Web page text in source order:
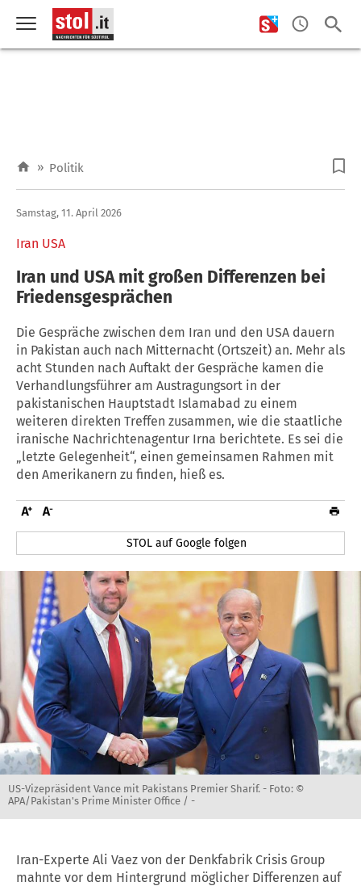
» Politik
Iran USA
Samstag, 11. April 2026
Iran und USA mit großen Differenzen bei
Friedensgesprächen
Die Gespräche zwischen dem Iran und den USA dauern
in Pakistan auch nach Mitternacht (Ortszeit) an. Mehr als
acht Stunden nach Auftakt der Gespräche kamen die
Verhandlungsführer am Austragungsort in der
pakistanischen Hauptstadt Islamabad zu einem
weiteren direkten Treffen zusammen, wie die staatliche
iranische Nachrichtenagentur Irna berichtete. Es sei die
„letzte Gelegenheit“, einen gemeinsamen Rahmen mit
den Amerikanern zu finden, hieß es.
STOL auf Google folgen
US-Vizepräsident Vance mit Pakistans Premier Sharif. - Foto: ©
APA/Pakistan's Prime Minister Office / -
Iran-Experte Ali Vaez von der Denkfabrik Crisis Group
mahnte vor dem Hintergrund möglicher Differenzen auf